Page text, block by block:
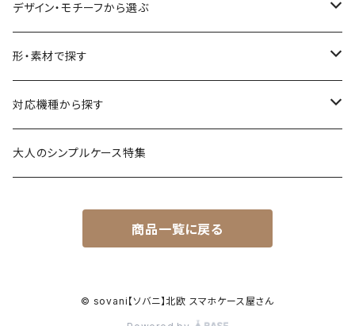
デザイン・モチーフから選ぶ
花柄・植物
生き物
食べ物
シンプル・幾何学模様
名入れが出来るデザイン
形・素材で探す
透明・クリアケース（ハードケース）
透明・ソフトケース（柔らか素材）
透明・クリアグリップケース
強化ガラス（9H）ケース
対応機種から探す
iPhone 17 シリーズ
iPhone 15 / 14 シリーズ
iPhone 13 / 12 ～以前
大人のシンプルケース特集
商品一覧に戻る
© sovani【ソバニ】北欧 スマホケース屋さん